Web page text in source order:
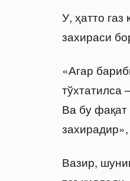
У, ҳатто
захираси
«Агар
Ва бу фақат
Вазир,